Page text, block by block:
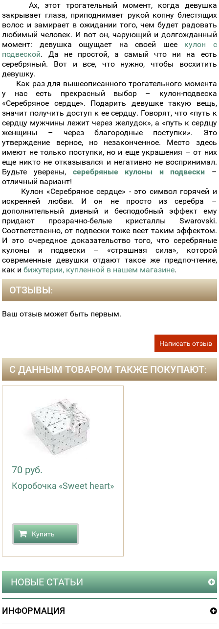
Ах, этот трогательный момент, когда девушка
закрывает глаза, приподнимает рукой копну блестящих
волос и замирает в ожидании того, чем будет радовать
любимый человек. И вот он, чарующий и долгожданный
момент: девушка ощущает на своей шее кулон с
подвеской. Да не простой, а самый что ни на есть
серебряный. Вот и все, что нужно, чтобы восхитить
девушку.
Как раз для вышеописанного трогательного момента
у нас есть прекрасный выбор – кулон-подвеска
«Серебряное сердце». Подарить девушке такую вещь,
значит получить доступ к ее сердцу. Говорят, что «путь к
сердцу мужчины лежит через желудок», а «путь к сердцу
женщины – через благородные поступки». Это
утверждение верное, но незаконченное. Место здесь
имеют не только поступки, но и еще украшения – от них
еще никто не отказывался и негативно не воспринимал.
Будьте уверены, серебряные кулоны и подвески –
отличный вариант!
Кулон «Серебряное сердце» - это символ горячей и
искренней любви. И он не просто из серебра –
дополнительный дивный и бесподобный эффект ему
придают прозрачно-белые кристаллы Swarovski.
Соответственно, от подвески тоже веет таким эффектом.
И это очередное доказательство того, что серебряные
кулоны и подвески – «страшная сила», которой
современные девушки отдают такое же предпочтение,
как ибижутерии, купленной в нашем магазине.
ОТЗЫВЫ:
Ваш отзыв может быть первым.
Написать отзыв
С ДАННЫМ ТОВАРОМ ТАКЖЕ ПОКУПАЮТ:
70 руб.
Коробочка «Sweet heart»
Купить
НОВЫЕ СТАТЬИ
ИНФОРМАЦИЯ